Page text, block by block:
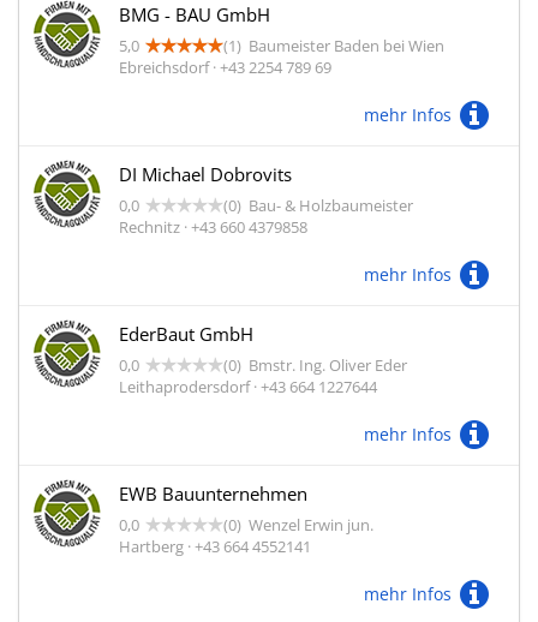
BMG - BAU GmbH
5,0 (1) Baumeister Baden bei Wien
Ebreichsdorf · +43 2254 789 69
mehr Infos
DI Michael Dobrovits
0,0 (0) Bau- & Holzbaumeister
Rechnitz · +43 660 4379858
mehr Infos
EderBaut GmbH
0,0 (0) Bmstr. Ing. Oliver Eder
Leithaprodersdorf · +43 664 1227644
mehr Infos
EWB Bauunternehmen
0,0 (0) Wenzel Erwin jun.
Hartberg · +43 664 4552141
mehr Infos